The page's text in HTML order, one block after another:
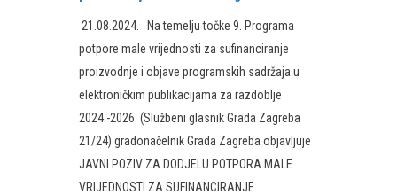
21.08.2024. Na temelju točke 9. Programa
potpore male vrijednosti za sufinanciranje
proizvodnje i objave programskih sadržaja u
elektroničkim publikacijama za razdoblje
2024.-2026. (Službeni glasnik Grada Zagreba
21/24) gradonačelnik Grada Zagreba objavljuje
JAVNI POZIV ZA DODJELU POTPORA MALE
VRIJEDNOSTI ZA SUFINANCIRANJE